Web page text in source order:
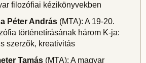
filozófiai kézikönyvekben
Péter András (MTA): A 19-20.
történetírásának három K-ja:
szerzők, kreativitás
Tamás (MTA): A magyar